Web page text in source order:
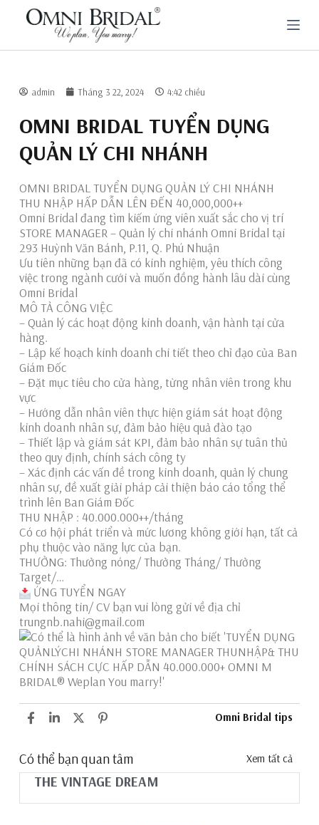
y
đ
ộ
d
admin Tháng 3 22, 2024 4:42 chiều
OMNI BRIDAL TUYỂN DỤNG
QUẢN LÝ CHI NHÁNH
OMNI BRIDAL TUYỂN DỤNG QUẢN LÝ CHI NHÁNH
THU NHẬP HẤP DẪN LÊN ĐẾN 40,000,000++
Omni Bridal đang tìm kiếm ứng viên xuất sắc cho vị trí
STORE MANAGER – Quản lý chi nhánh Omni Bridal tại
293 Huỳnh Văn Bánh, P.11, Q. Phú Nhuận
Ưu tiên những bạn đã có kinh nghiệm, yêu thích công
việc trong ngành cưới và muốn đồng hành lâu dài cùng
Omni Bridal
MÔ TẢ CÔNG VIỆC
– Quản lý các hoạt động kinh doanh, vận hành tại cửa
hàng.
– Lập kế hoạch kinh doanh chi tiết theo chỉ đạo của Ban
Giám Đốc
– Đặt mục tiêu cho cửa hàng, từng nhân viên trong khu
vực
– Hướng dẫn nhân viên thực hiện giám sát hoạt động
kinh doanh nhân sự, đảm bảo hiệu quả đào tạo
– Thiết lập và giám sát KPI, đảm bảo nhân sự tuân thủ
theo quy định, chính sách công ty
– Xác định các vấn đề trong kinh doanh, quản lý chung
nhân sự, đề xuất giải pháp cải thiện báo cáo tổng thể
trình lên Ban Giám Đốc
THU NHẬP : 40.000.000++/tháng
Có cơ hội phát triển và mức lương không giới hạn, tất cả
phụ thuộc vào năng lực của bạn.
THƯỞNG: Thưởng nóng/ Thưởng Tháng/ Thưởng
Target/…
ỨNG TUYỂN NGAY
Mọi thông tin/ CV bạn vui lòng gửi về địa chỉ
trungnb.nahi@gmail.com
Omni Bridal tips
Có thể bạn quan tâm Xem tất cả
THE VINTAGE DREAM